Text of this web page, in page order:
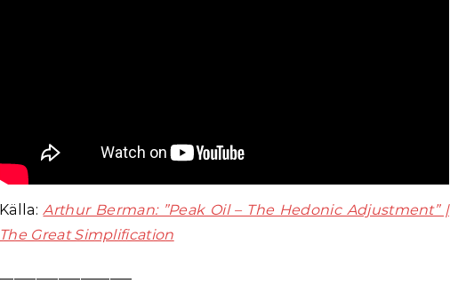
Källa:Arthur Berman: ”Peak Oil – The Hedonic Adjustment” |
The Great Simplification